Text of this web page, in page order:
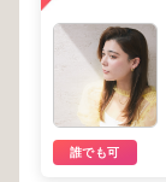
誰でも可